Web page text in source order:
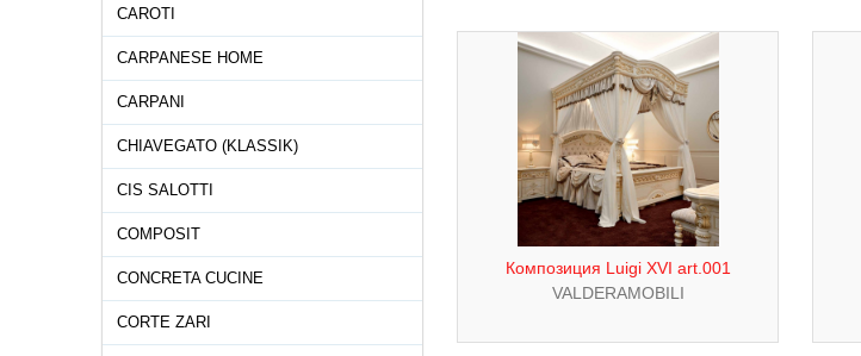
CAROTI
CARPANESE HOME
CARPANI
CHIAVEGATO (KLASSIK)
CIS SALOTTI
COMPOSIT
CONCRETA CUCINE
CORTE ZARI
Композиция Luigi XVI art.001
VALDERAMOBILI